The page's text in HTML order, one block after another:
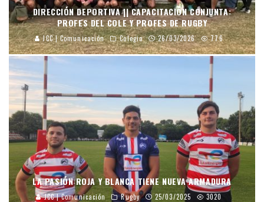
DIRECCIÓN DEPORTIVA || CAPACITACIÓN CONJUNTA:
PROFES DEL COLE Y PROFES DE RUGBY
JCC | Comunicación Colegio 26/03/2026 776
LA PASIÓN ROJA Y BLANCA TIENE NUEVA ARMADURA
JCC | Comunicación Rugby 25/03/2025 3020